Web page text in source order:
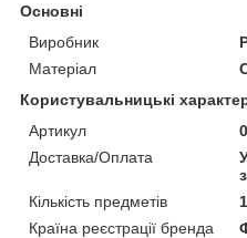
Основні
Виробник
Матеріал
Користувальницькі
Артикул
Доставка/Оплата
Кількість предметів
1
Країна реєстрації бренда